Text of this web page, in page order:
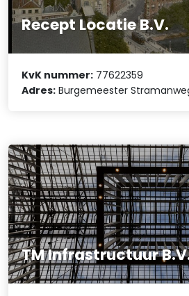
Recept Locatie B.V.
KvK nummer: 77622359
Adres: Burgemeester
TM Infrastructuur